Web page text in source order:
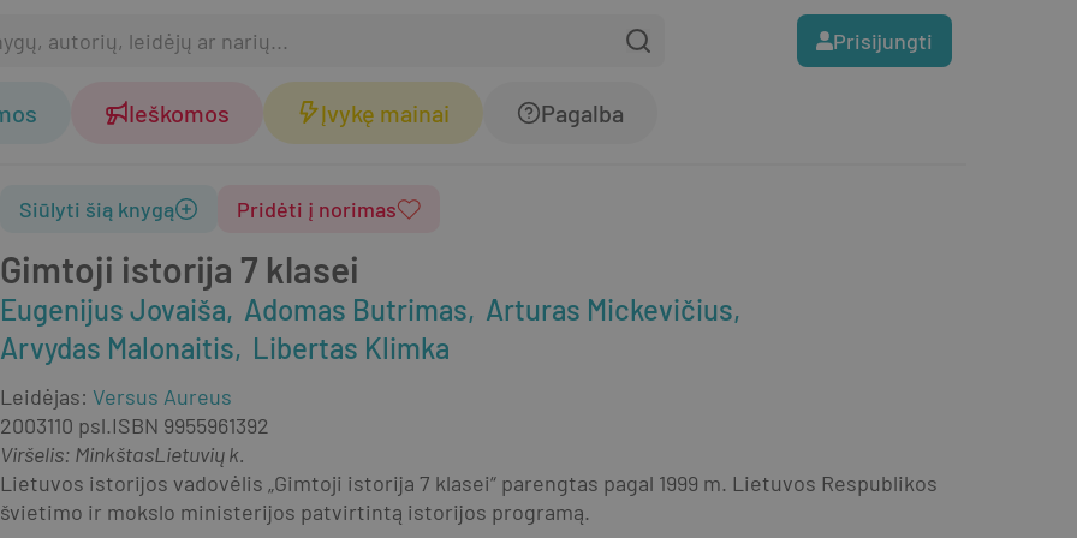
Prisijungti
Ieškomos Įvykę mainai Pagalba
Gimtoji istorija 7 klasei
Eugenijus Jovaiša Adomas Butrimas Arturas Mickevičius
Arvydas Malonaitis
Libertas Klimka
Siūlyti šią knygą Pridėti į norimas
Leidėjas: Versus Aureus
2003110 psl.ISBN 9955961392
Viršelis: MinkštasLietuvių k.
Lietuvos istorijos vadovėlis „Gimtoji istorija 7 klasei“ parengtas pagal 1999 m. Lietuvos Respublikos
švietimo ir mokslo ministerijos patvirtintą istorijos programą.